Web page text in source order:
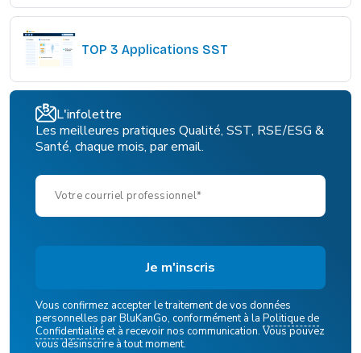
TOP 3 Applications SST
L'infolettre
Les meilleures pratiques Qualité, SST, RSE/ESG &
Santé, chaque mois, par email.
Vous confirmez accepter le traitement de vos données
personnelles par BluKanGo, conformément à la Politique de
Confidentialitéet à recevoir nos communication. Vous pouvez
vous désinscrire à tout moment.